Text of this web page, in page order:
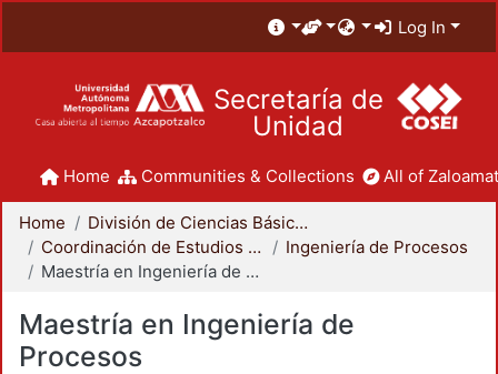
Log In
Secretaría de
Unidad
Home Communities & Collections All of
Home
División de Ciencias Básicas e Ingeniería
Coordinación de Estudios de Posgrado - CBI
Ingeniería de Procesos
Maestría en Ingeniería de Procesos
Maestría en Ingeniería de
Procesos